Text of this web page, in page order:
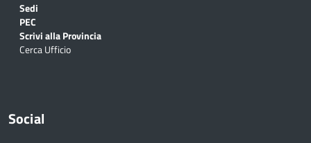
Sedi
PEC
Scrivi alla Provincia
Cerca Ufficio
Social